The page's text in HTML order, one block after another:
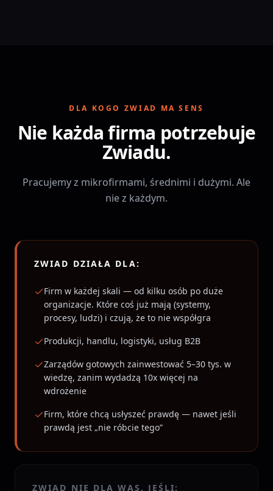
DLA KOGO ZWIAD MA SENS
Nie każda firma potrzebuje
Zwiadu.
Pracujemy z mikrofirmami, średnimi i dużymi. Ale
nie z każdym.
ZWIAD DZIAŁA DLA:
Firm w każdej skali — od kilku osób po duże
organizacje. Które coś już mają (systemy,
procesy, ludzi) i czują, że to nie współgra
Produkcji, handlu, logistyki, usług B2B
Zarządów gotowych zainwestować 5–30 tys. w
wiedzę, zanim wydadzą 10x więcej na
wdrożenie
Firm, które chcą usłyszeć prawdę — nawet jeśli
prawdą jest „nie róbcie tego”
ZWIAD NIE DLA WAS, JEŚLI: